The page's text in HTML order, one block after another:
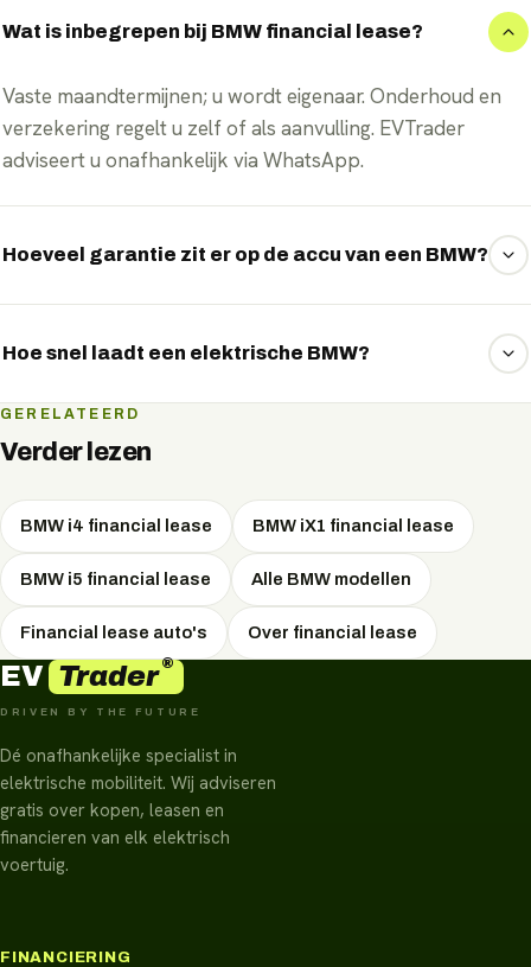
Wat is inbegrepen bij BMW financial lease?
Vaste maandtermijnen; u wordt eigenaar. Onderhoud en
verzekering regelt u zelf of als aanvulling. EVTrader
adviseert u onafhankelijk via WhatsApp.
Hoeveel garantie zit er op de accu van een BMW?
het accupakket, met behoud van minimaal 70% capaciteit.
Hoe snel laadt een elektrische BMW?
De snelste BMW-modellen laden aan een snellader met
pieken tot 400 kW DC, goed om onderweg in korte tijd
met wisselstroom.
GERELATEERD
Verder lezen
BMW i4 financial lease BMW iX1 financial lease
BMW i5 financial lease Alle BMW modellen
Financial lease auto's Over financial lease
EV Trader®
DRIVEN BY THE FUTURE
Dé onafhankelijke specialist in
elektrische mobiliteit. Wij adviseren
gratis over kopen, leasen en
financieren van elk elektrisch
voertuig.
FINANCIERING